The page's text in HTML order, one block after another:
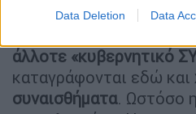
Data Deletion Data
Στο χώροαριστερά
άλλοτε «κυβερνητικό
καταγράφονται εδώ και
συναισθήματα. Ωστόσο